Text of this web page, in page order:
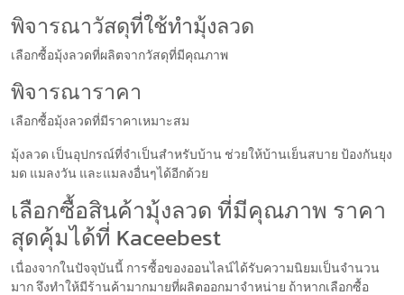
พิจารณาวัสดุที่ใช้ทำมุ้งลวด
เลือกซื้อมุ้งลวดที่ผลิตจากวัสดุที่มีคุณภาพ
พิจารณาราคา
เลือกซื้อมุ้งลวดที่มีราคาเหมาะสม
มุ้งลวด เป็นอุปกรณ์ที่จำเป็นสำหรับบ้าน ช่วยให้บ้านเย็นสบาย ป้องกันยุง
มด แมลงวัน และแมลงอื่นๆได้อีกด้วย
เลือกซื้อสินค้ามุ้งลวด ที่มีคุณภาพ ราคา
สุดคุ้มได้ที่ Kaceebest
เนื่องจากในปัจจุบันนี้ การซื้อของออนไลน์ได้รับความนิยมเป็นจำนวน
มาก จึงทำให้มีร้านค้ามากมายที่ผลิตออกมาจำหน่าย ถ้าหากเลือกซื้อ